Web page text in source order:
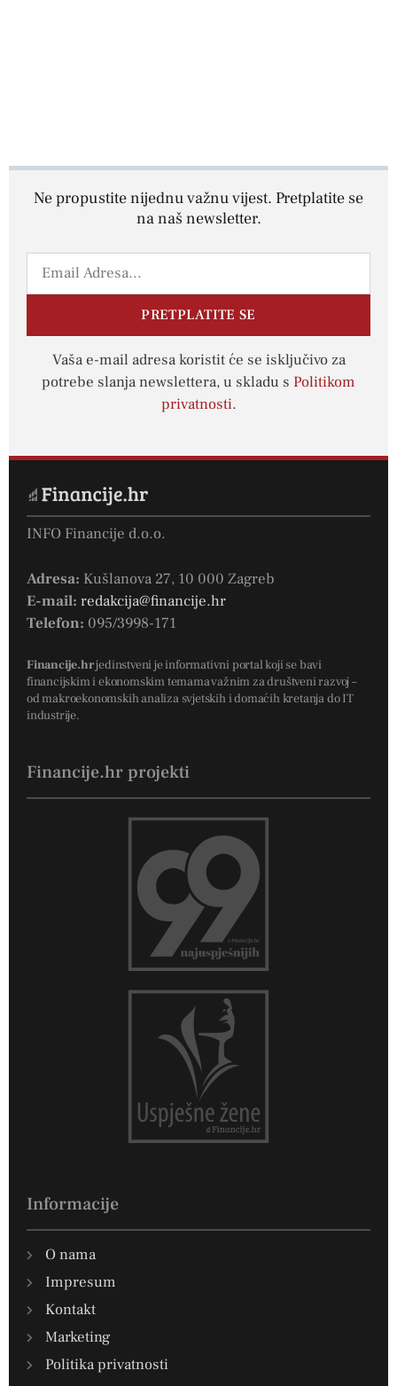
Ne propustite nijednu važnu vijest. Pretplatite se
na naš newsletter.
PRETPLATITE SE
Vaša e-mail adresa koristit će se isključivo za
potrebe slanja newslettera, u skladu s Politikom
privatnosti.
INFO Financije d.o.o.
Adresa: Kušlanova 27, 10 000 Zagreb
E-mail: redakcija@financije.hr
Telefon: 095/3998-171
Financije.hrjedinstveni je informativni portal koji se bavi
financijskim i ekonomskim temama važnim za društveni razvoj –
od makroekonomskih analiza svjetskih i domaćih kretanja do IT
industrije.
Financije.hr projekti
Informacije
O nama
Impresum
Kontakt
Marketing
Politika privatnosti